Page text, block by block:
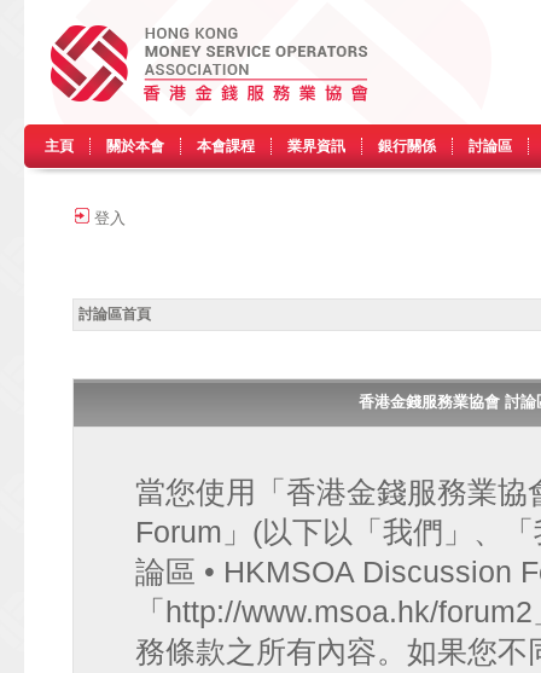
主頁 關於本會 本會課程 業界資訊 銀行關係 討論區
登入
討論區首頁
香港金錢服務業協會 討
當您使用「香港金錢服務業
Forum」(以下以「我們」、
論區 • HKMSOA Discussion
「http://www.msoa.hk/
務條款之所有內容。如果您